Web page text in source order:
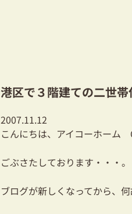
港区で３階建ての二世
2007.11.12
こんにちは、アイコーホーム
ごぶさたしております・・・。
ブログが新しくなってから、